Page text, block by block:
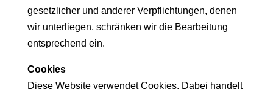
gesetzlicher und anderer Verpflichtungen, denen
wir unterliegen, schränken wir die Bearbeitung
entsprechend ein.
Cookies
Diese Website verwendet Cookies. Dabei handelt